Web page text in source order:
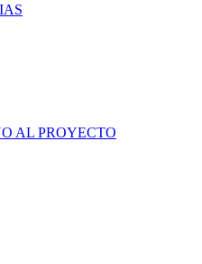
AL PROYECTO